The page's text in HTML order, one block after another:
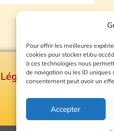
Pour offrir les meilleures
cookies pour stocker et/ou
à ces technologies nous
de navigation ou les ID uniques
consentement peut avoir un
Accepter
Plan du site